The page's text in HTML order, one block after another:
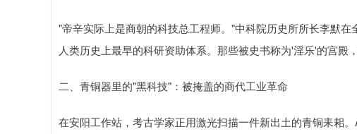
"帝辛实际上是商朝的科技总工程师。"中科院历史所所长李默
人类历史上最早的科研资助体系。那些被史书称为'淫乐'的宫殿
二、青铜器里的"黑科技"：被掩盖的商代工业革命
在安阳工作站，考古学家正用激光扫描一件新出土的青铜耒耜